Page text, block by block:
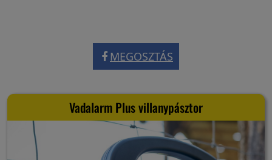
MEGOSZTÁS
Vadalarm Plus villanypásztor